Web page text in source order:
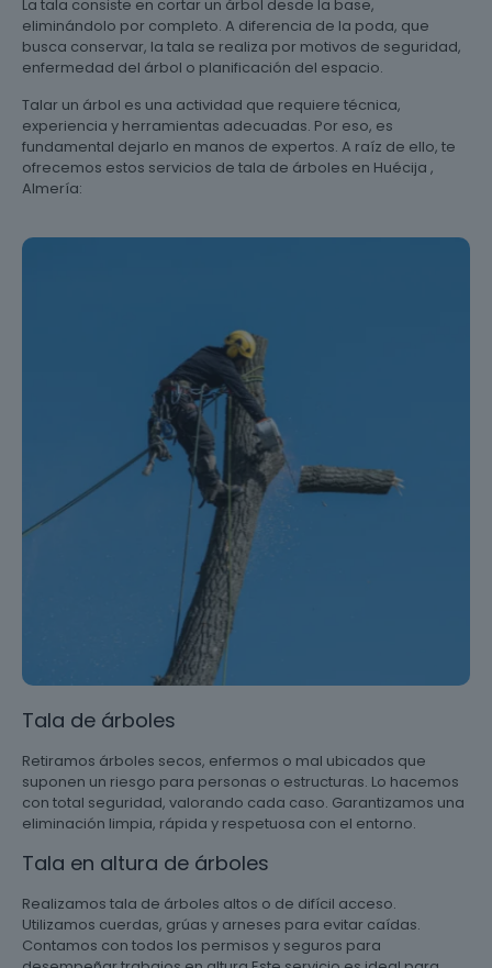
La tala consiste en cortar un árbol desde la base,
eliminándolo por completo. A diferencia de la poda, que
busca conservar, la tala se realiza por motivos de seguridad,
enfermedad del árbol o planificación del espacio.
Talar un árbol es una actividad que requiere técnica,
experiencia y herramientas adecuadas. Por eso, es
fundamental dejarlo en manos de expertos. A raíz de ello, te
ofrecemos estos servicios de tala de árboles en Huécija ,
Almería:
Tala de árboles
Retiramos árboles secos, enfermos o mal ubicados que
suponen un riesgo para personas o estructuras. Lo hacemos
con total seguridad, valorando cada caso. Garantizamos una
eliminación limpia, rápida y respetuosa con el entorno.
Tala en altura de árboles
Realizamos tala de árboles altos o de difícil acceso.
Utilizamos cuerdas, grúas y arneses para evitar caídas.
Contamos con todos los permisos y seguros para